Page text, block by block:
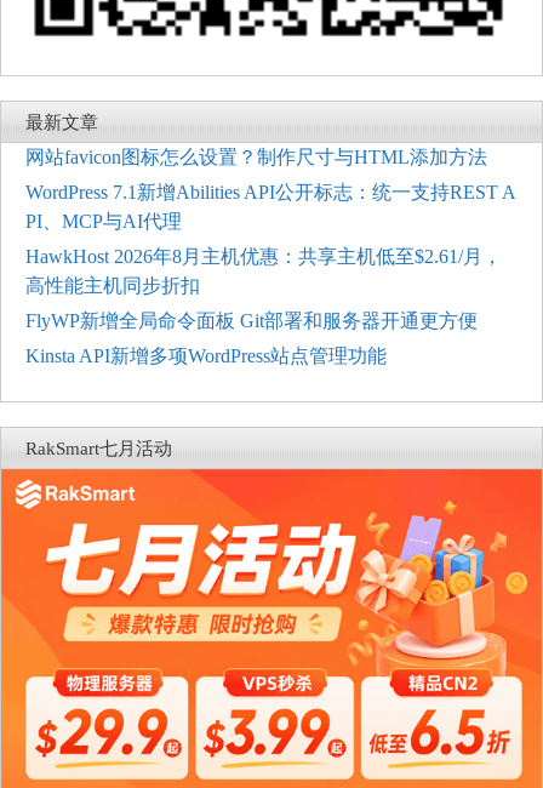
最新文章
网站favicon图标怎么设置？制作尺寸与HTML添加方法
WordPress 7.1新增Abilities API公开标志：统一支持REST A
PI、MCP与AI代理
HawkHost 2026年8月主机优惠：共享主机低至$2.61/月，
高性能主机同步折扣
FlyWP新增全局命令面板 Git部署和服务器开通更方便
Kinsta API新增多项WordPress站点管理功能
RakSmart七月活动